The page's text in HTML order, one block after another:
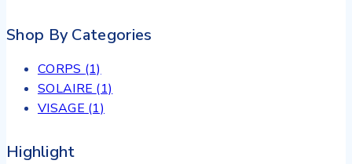
prix :
Shop By Categories
CORPS (1)
SOLAIRE (1)
VISAGE (1)
Highlight